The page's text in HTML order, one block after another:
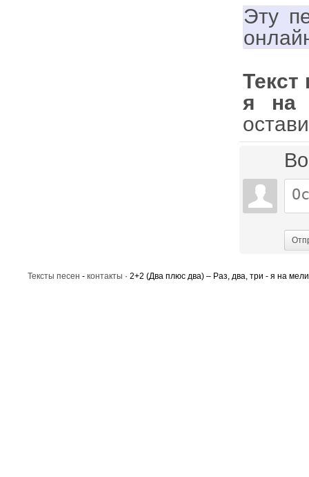
Эту
Текст
я на
Тексты песен - контакты · 2+2 (Два плюс два) – Раз, два, три - я на